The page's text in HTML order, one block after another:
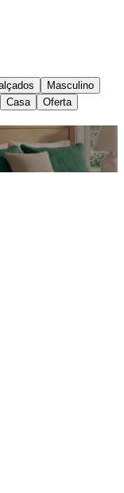
Masculino
Casa Oferta